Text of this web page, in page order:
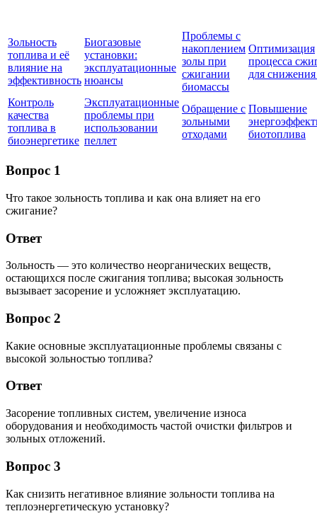
Зольность
топлива и её
влияние на
эффективность
Биогазовые
установки:
эксплуатационные
нюансы
Проблемы с
накоплением
золы при
сжигании
биомассы
Оптимизация
процесса
для
Контроль
качества
топлива в
биоэнергетике
Эксплуатационные
проблемы при
использовании
пеллет
Обращение с
зольными
отходами
Повышение
биотоплива
Вопрос 1
Что такое зольность топлива и как она влияет на его
сжигание?
Ответ
Зольность — это количество неорганических веществ,
остающихся после сжигания топлива; высокая зольность
вызывает засорение и усложняет эксплуатацию.
Вопрос 2
Какие основные эксплуатационные проблемы связаны с
высокой зольностью топлива?
Ответ
Засорение топливных систем, увеличение износа
оборудования и необходимость частой очистки фильтров и
зольных отложений.
Вопрос 3
Как снизить негативное влияние зольности топлива на
теплоэнергетическую установку?